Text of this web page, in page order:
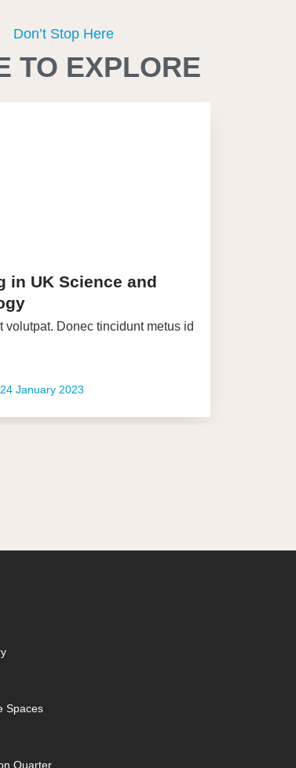
Don’t Stop Here
TO EXPLORE
in UK Science and
volutpat. Donec tincidunt metus id
24 January 2023
Spaces
Quarter